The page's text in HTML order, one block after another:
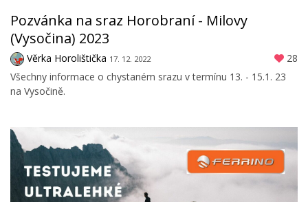
Pozvánka na sraz Horobraní - Milovy
(Vysočina) 2023
Věrka Horolištička 17. 12. 2022
28
Všechny informace o chystaném srazu v termínu 13. - 15.1. 23
na Vysočině.